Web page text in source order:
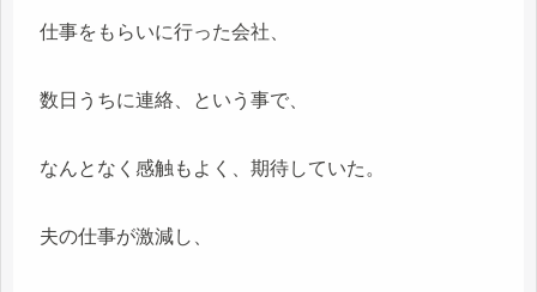
仕事をもらいに行った会社、
数日うちに連絡、という事で、
なんとなく感触もよく、期待していた。
夫の仕事が激減し、